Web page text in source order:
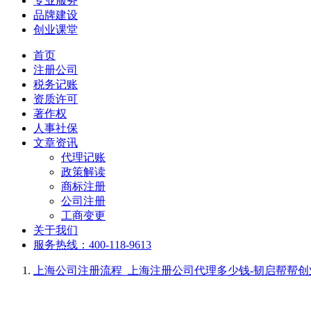
品牌建设
创业课堂
首页
注册公司
税务记账
资质许可
著作权
人事社保
文章资讯
代理记账
政策解读
商标注册
公司注册
工商变更
关于我们
服务热线：400-118-9613
上海公司注册流程_上海注册公司代理多少钱-韧启帮帮创